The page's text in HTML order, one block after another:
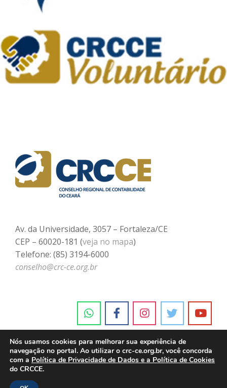
Av. da Universidade, 3057 – Fortaleza/CE
CEP – 60020-181 (veja no mapa)
Telefone: (85) 3194-6000
conselho@crc-ce.org.br
Nós usamos cookies para melhorar sua experiência de
navegação no portal. Ao utilizar o crc-ce.org.br, você concorda
com a Política de Privacidade de Dados e a Política de Cookies
do CRCCE.